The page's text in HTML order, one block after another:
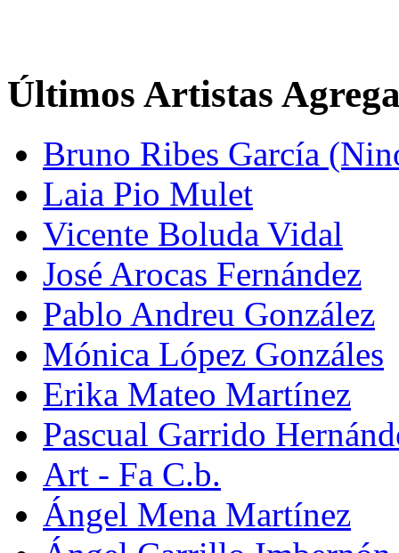
Últimos Artistas
Bruno Ribes García
Laia Pio Mulet
Vicente Boluda Vidal
José Arocas Fernández
Pablo Andreu González
Mónica López Gonzáles
Erika Mateo Martínez
Pascual Garrido
Art - Fa C.b.
Ángel Mena Martínez